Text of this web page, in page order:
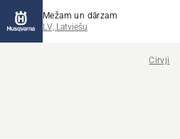
Mežam un dārzam
LV, Latviešu
Cirvji